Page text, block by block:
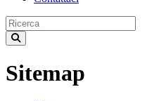
Sitemap